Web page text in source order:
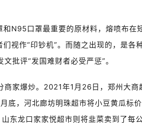
N95口罩最重要的原材料，熔喷布在
视作“印钞机”。而随之出现的，是各
批评“发国难财者必受严惩”。
家爆炒。2021年1月26日，郑州大商
底，河北廊坊明珠超市将小豆黄瓜标
东龙口家家悦超市则将韭菜卖到了每